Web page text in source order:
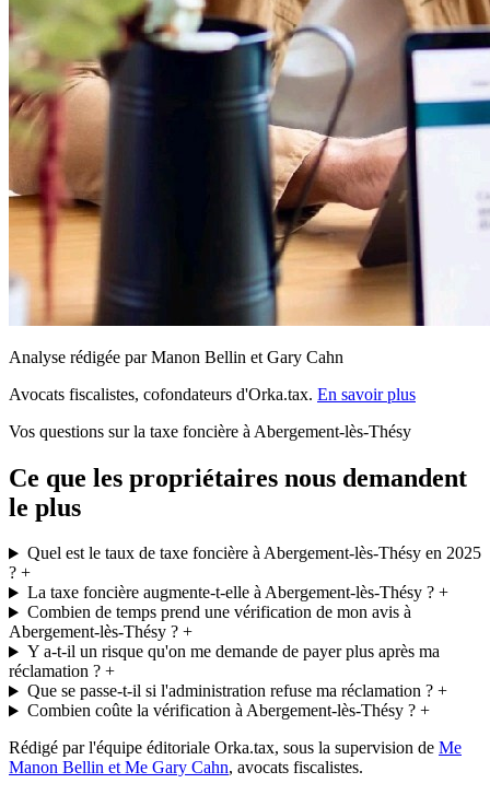
Analyse rédigée par Manon Bellin et Gary Cahn
Avocats fiscalistes, cofondateurs d'Orka.tax. En savoir plus
Vos questions sur la taxe foncière à Abergement-lès-Thésy
Ce que les propriétaires nous demandent
le plus
Quel est le taux de taxe foncière à Abergement-lès-Thésy en 2025
? +
La taxe foncière augmente-t-elle à Abergement-lès-Thésy ?+
Combien de temps prend une vérification de mon avis à
Abergement-lès-Thésy ? +
Y a-t-il un risque qu'on me demande de payer plus après ma
réclamation ? +
Que se passe-t-il si l'administration refuse ma réclamation ?+
Combien coûte la vérification à Abergement-lès-Thésy ?+
Rédigé par l'équipe éditoriale Orka.tax, sous la supervision de Me
Manon Bellin et Me Gary Cahn, avocats fiscalistes.